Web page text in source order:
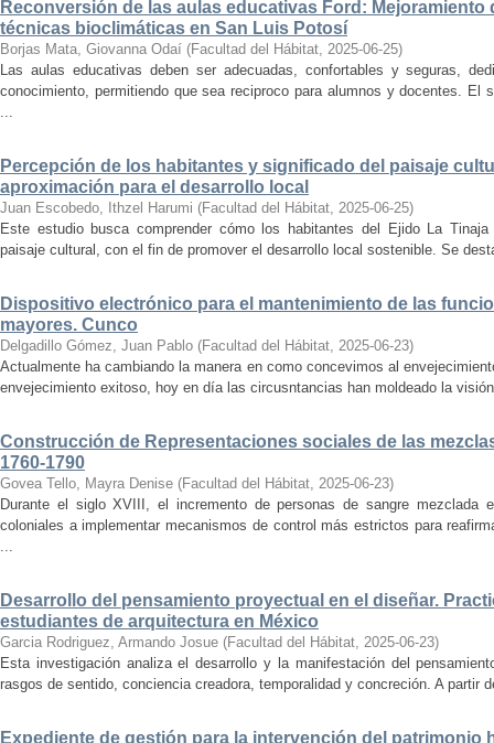
Reconversión de las aulas educativas Ford:
técnicas bioclimáticas en San Luis Potosí
Borjas Mata, Giovanna Odaí (Facultad del Hábitat, 2025-06-25)
Las aulas educativas deben ser adecuadas, confortables y seguras,
conocimiento, permitiendo que sea reciproco para alumnos y docentes. El
...
Percepción de los habitantes y significado del paisaje
aproximación para el desarrollo local
Juan Escobedo, Ithzel Harumi (Facultad del Hábitat, 2025-06-25)
Este estudio busca comprender cómo los habitantes del Ejido La
paisaje cultural, con el fin de promover el desarrollo local sostenible. Se
Dispositivo electrónico para el mantenimiento de las
mayores. Cunco
Delgadillo Gómez, Juan Pablo (Facultad del Hábitat, 2025-06-23)
Actualmente ha cambiando la manera en como concevimos al
envejecimiento exitoso, hoy en día las circusntancias han moldeado la
Construcción de Representaciones sociales de las
1760-1790
Govea Tello, Mayra Denise (Facultad del Hábitat, 2025-06-23)
Durante el siglo XVIII, el incremento de personas de sangre
coloniales a implementar mecanismos de control más estrictos para
...
Desarrollo del pensamiento proyectual en el diseñar.
estudiantes de arquitectura en México
Garcia Rodriguez, Armando Josue (Facultad del Hábitat, 2025-06-23)
Esta investigación analiza el desarrollo y la manifestación del
rasgos de sentido, conciencia creadora, temporalidad y concreción. A partir
Expediente de gestión para la intervención del patrimonio